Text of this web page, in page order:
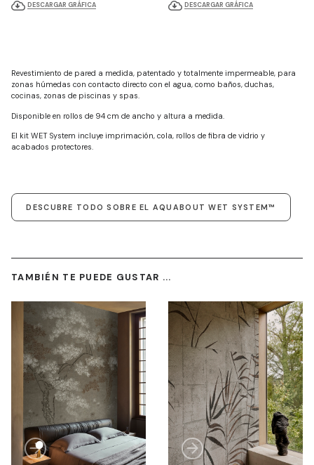
DESCARGAR GRÁFICA
DESCARGAR GRÁFICA
Revestimiento de pared a medida, patentado y totalmente impermeable, para
zonas húmedas con contacto directo con el agua, como baños, duchas,
cocinas, zonas de piscinas y spas.
Disponible en rollos de 94 cm de ancho y altura a medida.
El kit WET System incluye imprimación, cola, rollos de fibra de vidrio y
acabados protectores.
DESCUBRE TODO SOBRE EL AQUABOUT WET SYSTEM™
TAMBIÉN TE PUEDE GUSTAR ...